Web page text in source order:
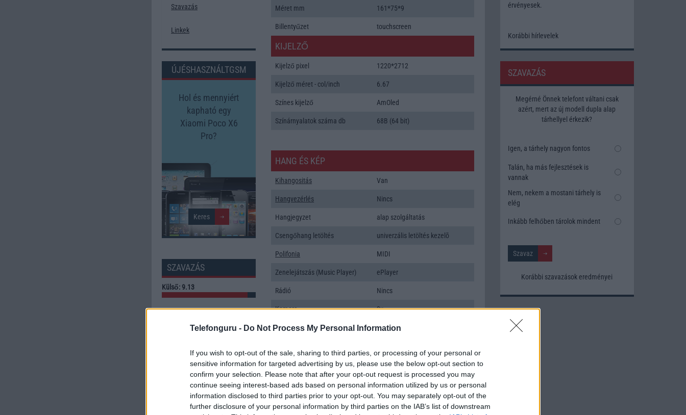
Telefonguru - Do Not Process My Personal Information
If you wish to opt-out of the sale, sharing to third parties, or processing of your personal or
sensitive information for targeted advertising by us, please use the below opt-out section to
confirm your selection. Please note that after your opt-out request is processed you may
continue seeing interest-based ads based on personal information utilized by us or personal
information disclosed to third parties prior to your opt-out. You may separately opt-out of the
further disclosure of your personal information by third parties on the IAB’s list of downstream
Szavazás
Linkek
ÚJÉSHASZNÁLTGSM
Hol és mennyiért
kapható egy
Xiaomi Poco X6
Pro?
SZAVAZÁS
Külső: 9.13
Értékelés: 8.89 | Szavazatok: 15
Szavazzon Ön is!
Méret mm 161*75*9
Billentyűzet touchscreen
KIJELZŐ
Kijelző pixel 1220*2712
Kijelző méret - col/inch 6.67
Színes kijelző AmOled
Színárnyalatok száma db 68B (64 bit)
HANG ÉS KÉP
Kihangositás Van
Hangvezérlés Nincs
Hangjegyzet alap szolgáltatás
Csengőhang letöltés univerzális letöltés kezelõ
Polifonia MIDI
Zenelejátszás (Music Player) ePlayer
Rádió Nincs
Kamera 3x
Max. kamera felbontás (több
64 Mpixel
Video lejátszás 4K UHD lejátszó
MEMÓRIA ÉS TÁRHELY
Telefonkönyv db dinamikus
érvényesek.
Korábbi hírlevelek
SZAVAZÁS
Megérné Önnek telefont váltani csak
azért, mert az új modell dupla alap
tárhellyel érkezik?
Igen, a tárhely nagyon fontos
Talán, ha más fejlesztések is
vannak
Nem, nekem a mostani tárhely is
elég
Inkább felhőben tárolok mindent
Korábbi szavazások eredményei